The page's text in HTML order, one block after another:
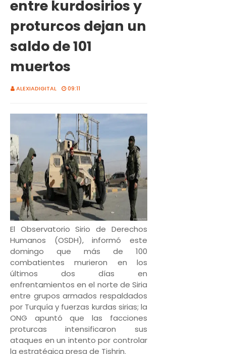
entre kurdosirios y
proturcos dejan un
saldo de 101
muertos
ALEXIADIGITAL 09:11
El Observatorio Sirio de Derechos
Humanos (OSDH), informó este
domingo que más de 100
combatientes murieron en los
últimos dos días en
enfrentamientos en el norte de Siria
entre grupos armados respaldados
por Turquía y fuerzas kurdas sirias; la
ONG apuntó que las facciones
proturcas intensificaron sus
ataques en un intento por controlar
la estratégica presa de Tishrin.